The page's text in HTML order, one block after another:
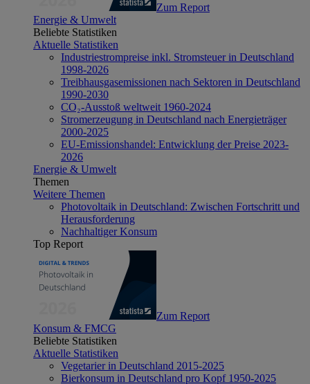
Zum Report
Energie & Umwelt
Beliebte Statistiken
Aktuelle Statistiken
Industriestrompreise inkl. Stromsteuer in Deutschland
1998-2026
Treibhausgasemissionen nach Sektoren in Deutschland
1990-2030
CO₂-Ausstoß weltweit 1960-2024
Stromerzeugung in Deutschland nach Energieträger
2000-2025
EU-Emissionshandel: Entwicklung der Preise 2023-
2026
Energie & Umwelt
Themen
Weitere Themen
Photovoltaik in Deutschland: Zwischen Fortschritt und
Herausforderung
Nachhaltiger Konsum
Top Report
Zum Report
Konsum & FMCG
Beliebte Statistiken
Aktuelle Statistiken
Vegetarier in Deutschland 2015-2025
Bierkonsum in Deutschland pro Kopf 1950-2025